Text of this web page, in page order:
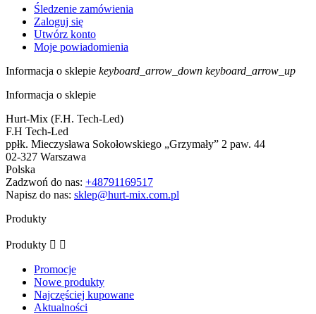
Śledzenie zamówienia
Zaloguj się
Utwórz konto
Moje powiadomienia
Informacja o sklepie keyboard_arrow_down keyboard_arrow_up
Informacja o sklepie
Hurt-Mix (F.H. Tech-Led)
F.H Tech-Led
ppłk. Mieczysława Sokołowskiego „Grzymały” 2 paw. 44
02-327 Warszawa
Polska
Zadzwoń do nas: +48791169517
Napisz do nas: sklep@hurt-mix.com.pl
Produkty
Produkty  
Promocje
Nowe produkty
Najczęściej kupowane
Aktualności